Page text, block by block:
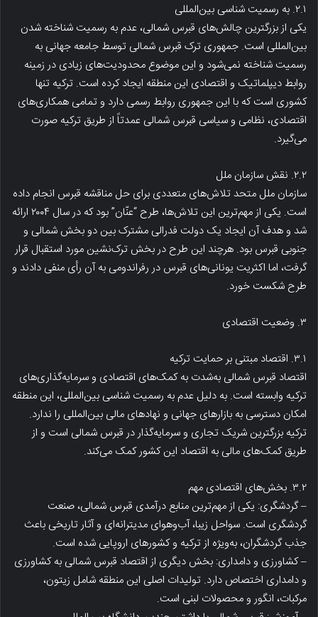
۲.۱. به رسمیت شناسی بین‌المللی
یکی از بزرگترین چالش‌های قبرس شمالی، عدم به رسمیت شناخته شدن
بین‌المللی است. جمهوری ترک قبرس شمالی توسط جامعه جهانی به
رسمیت شناخته نمی‌شود و این موضوع محدودیت‌های زیادی در زمینه
روابط دیپلماتیک و اقتصادی این منطقه ایجاد کرده است. ترکیه تنها
کشوری است که با این جمهوری روابط رسمی دارد و تمامی همکاری‌های
اقتصادی، نظامی و سیاسی قبرس شمالی عمدتاً از طریق ترکیه صورت
می‌گیرد.
۲.۲. نقش سازمان ملل
سازمان ملل متحد تلاش‌های متعددی برای حل مناقشه قبرس انجام داده
است. یکی از مهم‌ترین این تلاش‌ها، طرح “عنّان” بود که در سال ۲۰۰۴ ارائه
شد و هدف آن ایجاد یک دولت فدرالی مشترک بین دو بخش شمالی و
جنوبی قبرس بود. هرچند این طرح در بخش ترک‌نشین مورد استقبال قرار
گرفت، اما اکثریت یونانی‌های قبرس در رفراندومی به آن رأی منفی دادند و
طرح شکست خورد.
۳. وضعیت اقتصادی
۳.۱. اقتصاد مبتنی بر حمایت ترکیه
اقتصاد قبرس شمالی به‌شدت به کمک‌های اقتصادی و سرمایه‌گذاری‌های
ترکیه وابسته است. به دلیل عدم به رسمیت شناسی بین‌المللی، این منطقه
امکان دسترسی به بازارهای جهانی و نهادهای مالی بین‌المللی را ندارد.
ترکیه بزرگترین شریک تجاری و سرمایه‌گذار در قبرس شمالی است و از
طریق کمک‌های مالی به اقتصاد این کشور کمک می‌کند.
۳.۲. بخش‌های اقتصادی مهم
– گردشگری: یکی از مهم‌ترین منابع درآمدی قبرس شمالی، صنعت
گردشگری است. سواحل زیبا، آب‌وهوای مدیترانه‌ای و آثار تاریخی باعث
جذب گردشگران، به‌ویژه از ترکیه و کشورهای اروپایی شده است.
– کشاورزی و دامداری: بخش دیگری از اقتصاد قبرس شمالی به کشاورزی
و دامداری اختصاص دارد. تولیدات اصلی این منطقه شامل زیتون،
مرکبات، انگور و محصولات لبنی است.